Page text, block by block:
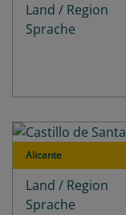
Land / Region
Sprache
Alicante
Land / Region
Sprache